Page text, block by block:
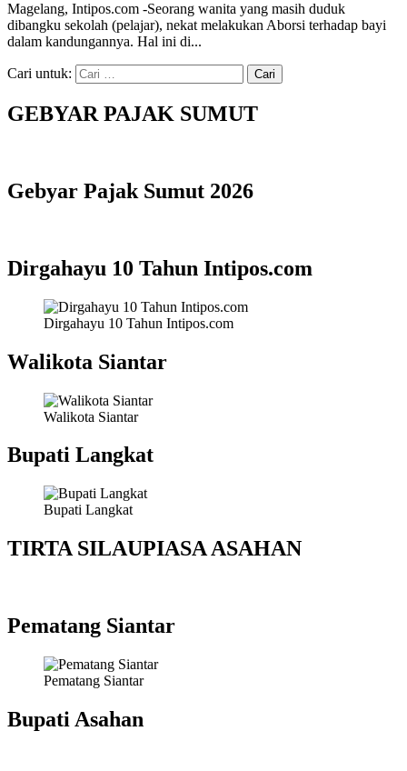
Magelang, Intipos.com -Seorang wanita yang masih duduk
dibangku sekolah (pelajar), nekat melakukan Aborsi terhadap bayi
dalam kandungannya. Hal ini di...
Cari untuk:
GEBYAR PAJAK SUMUT
Gebyar Pajak Sumut 2026
Dirgahayu 10 Tahun Intipos.com
Dirgahayu 10 Tahun Intipos.com
Walikota Siantar
Walikota Siantar
Bupati Langkat
Bupati Langkat
TIRTA SILAUPIASA ASAHAN
Pematang Siantar
Pematang Siantar
Bupati Asahan